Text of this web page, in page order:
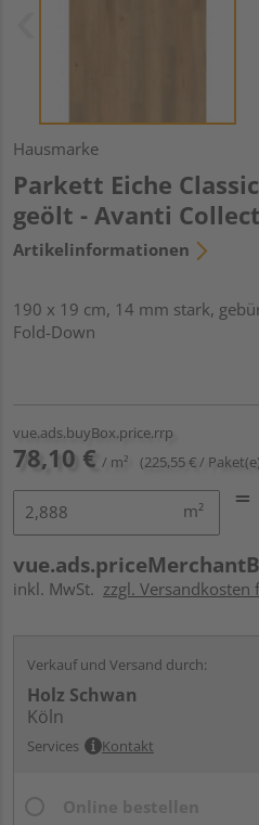
Hausmarke
Parkett Eiche
geölt - Avanti
Artikelinformationen
190 x 19 cm, 14 mm stark,
Fold-Down
vue.ads.buyBox.price.rrp
78,10 € / m² (225,55 € /
m²
inkl. MwSt. zzgl. Versandkosten
Verkauf und Versand durch:
Holz Schwan
Köln
Services Kontakt